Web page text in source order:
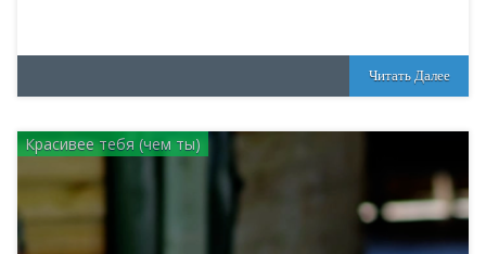
Читать Далее
Красивее тебя (чем ты)